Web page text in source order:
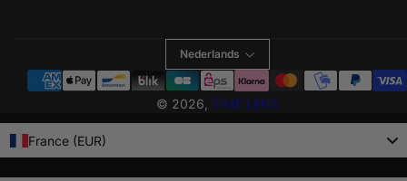
Nederlands
© 2026, TIME LENS
Betaalmethoden
France (EUR)